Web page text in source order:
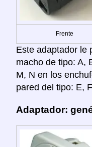
Frente
Este adaptador le
macho de tipo: A,
M, N en los
pared del tipo: E,
Adaptador: